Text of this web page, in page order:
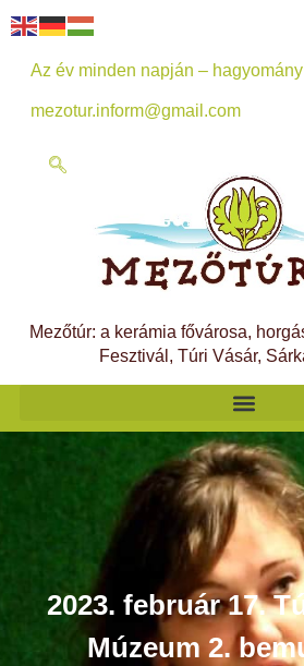
Az év minden napján –
mezotur.inform@gmail.com
Mezőtúr: a kerámia fővárosa,
Fesztivál, Túri Vásár,
2023. február 17.
Múzeum 2.